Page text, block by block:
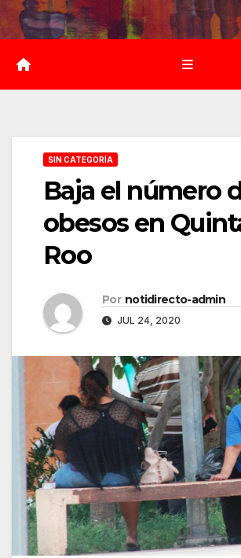
Saltar
al
contenido
SIN CATEGORÍA
Baja el número
obesos en
Roo
Por notidirecto-admin
JUL 24, 2020